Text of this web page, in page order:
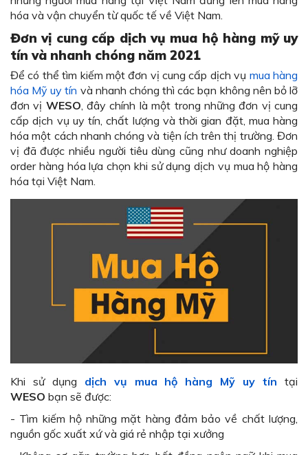
hóa và vận chuyển từ quốc tế về Việt Nam.
Đơn vị cung cấp dịch vụ mua hộ hàng mỹ uy
tín và nhanh chóng năm 2021
Để có thể tìm kiếm một đơn vị cung cấp dịch vụ mua hàng
hóa Mỹ uy tín và nhanh chóng thì các bạn không nên bỏ lỡ
đơn vị WESO , đây chính là một trong những đơn vị cung
cấp dịch vụ uy tín, chất lượng và thời gian đặt, mua hàng
hóa một cách nhanh chóng và tiện ích trên thị trường. Đơn
vị đã được nhiều người tiêu dùng cũng như doanh nghiệp
order hàng hóa lựa chọn khi sử dụng dịch vụ mua hộ hàng
hóa tại Việt Nam.
Khi sử dụng dịch vụ mua hộ hàng Mỹ uy tín
tại
WESO bạn sẽ được:
- Tìm kiếm hộ những mặt hàng đảm bảo về chất lượng,
nguồn gốc xuất xứ và giá rẻ nhập tại xưởng